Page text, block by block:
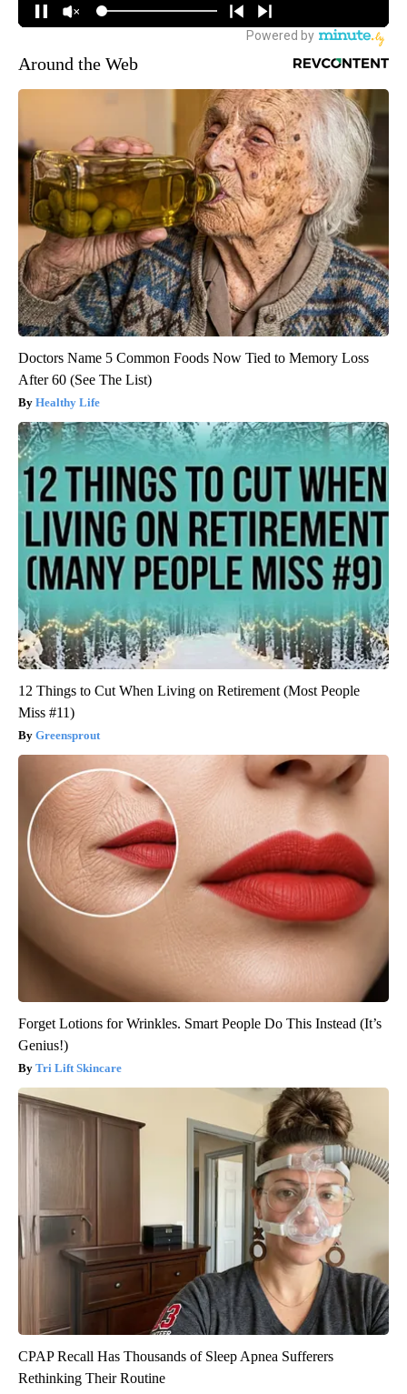
Around the Web
Doctors Name 5 Common Foods Now Tied to Memory Loss
After 60 (See The List)
Healthy Life
12 Things to Cut When Living on Retirement (Most People
Miss #11)
Greensprout
Forget Lotions for Wrinkles. Smart People Do This Instead (It’s
Genius!)
Tri Lift Skincare
CPAP Recall Has Thousands of Sleep Apnea Sufferers
Rethinking Their Routine